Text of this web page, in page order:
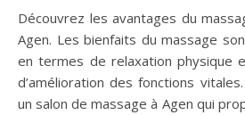
Découvrez les avantages du
Agen. Les bienfaits du massage
en termes de relaxation physique
d’amélioration des fonctions
un salon de massage à Agen qui